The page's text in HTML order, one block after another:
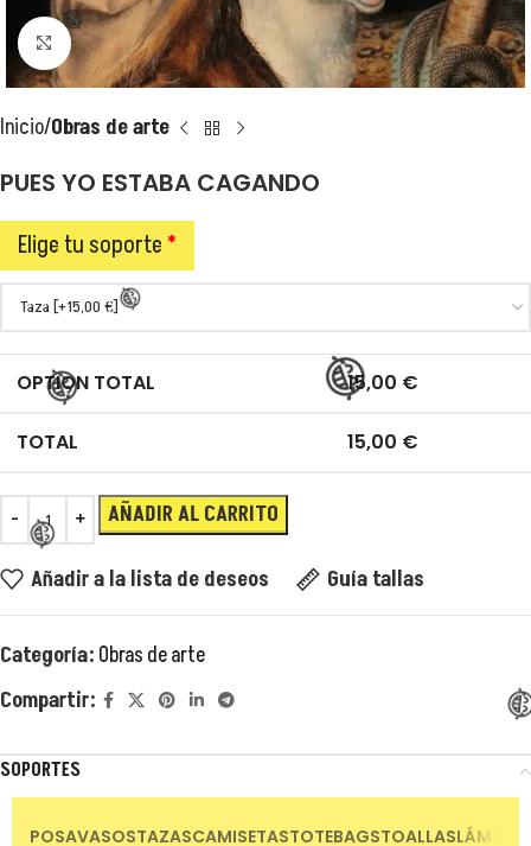
Clic para ampliar
Inicio Obras de arte
PUES YO ESTABA CAGANDO
Elige tu soporte *
OPTION TOTAL 15,00 €
TOTAL 15,00 €
AÑADIR AL CARRITO
Añadir a la lista de deseos Guía tallas
Categoría: Obras de arte
Compartir:
SOPORTES
POSAVASOSTAZASCAMISETASTOTEBAGSTOALLASLÁMINAS
😂